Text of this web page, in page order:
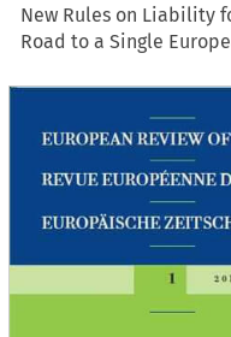
New Rules on Liability
Road to a Single